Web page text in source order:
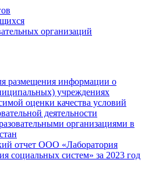
организаций
размещения информации о
учреждениях
оценки качества условий
деятельности
организациями в
отчет ООО «Лаборатория
социальных систем» за 2023 год